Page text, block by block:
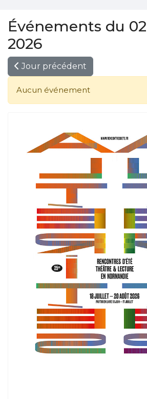
Événements du
2026
Jour précédent
Aucun événement